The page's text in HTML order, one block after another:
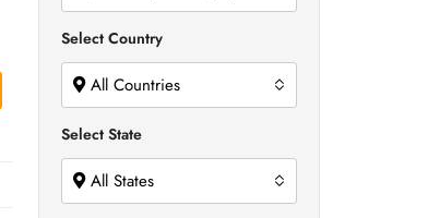
Select Country
All Countries
Select State
All States